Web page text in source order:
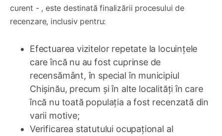
curent - , este destinată finalizării procesului de
recenzare, inclusiv pentru:
Efectuarea vizitelor repetate la locuințele
care încă nu au fost cuprinse de
recensământ, în special în municipiul
Chișinău, precum și în alte localități în care
încă nu toată populația a fost recenzată din
varii motive;
Verificarea statutului ocupațional al